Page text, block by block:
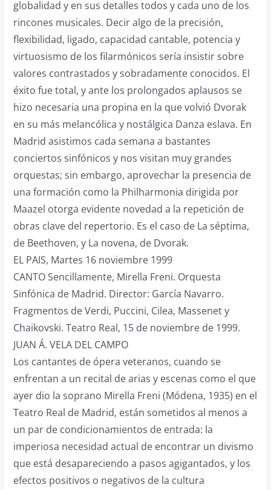
globalidad y en sus detalles todos y cada uno de los
rincones musicales. Decir algo de la precisión,
flexibilidad, ligado, capacidad cantable, potencia y
virtuosismo de los filarmónicos sería insistir sobre
valores contrastados y sobradamente conocidos. El
éxito fue total, y ante los prolongados aplausos se
hizo necesaria una propina en la que volvió Dvorak
en su más melancólica y nostálgica Danza eslava. En
Madrid asistimos cada semana a bastantes
conciertos sinfónicos y nos visitan muy grandes
orquestas; sin embargo, aprovechar la presencia de
una formación como la Philharmonia dirigida por
Maazel otorga evidente novedad a la repetición de
obras clave del repertorio. Es el caso de La séptima,
de Beethoven, y La novena, de Dvorak.
EL PAIS, Martes 16 noviembre 1999
CANTO Sencillamente, Mirella Freni. Orquesta
Sinfónica de Madrid. Director: García Navarro.
Fragmentos de Verdi, Puccini, Cilea, Massenet y
Chaikovski. Teatro Real, 15 de noviembre de 1999.
JUAN Á. VELA DEL CAMPO
Los cantantes de ópera veteranos, cuando se
enfrentan a un recital de arias y escenas como el que
ayer dio la soprano Mirella Freni (Módena, 1935) en el
Teatro Real de Madrid, están sometidos al menos a
un par de condicionamientos de entrada: la
imperiosa necesidad actual de encontrar un divismo
que está desapareciendo a pasos agigantados, y los
efectos positivos o negativos de la cultura